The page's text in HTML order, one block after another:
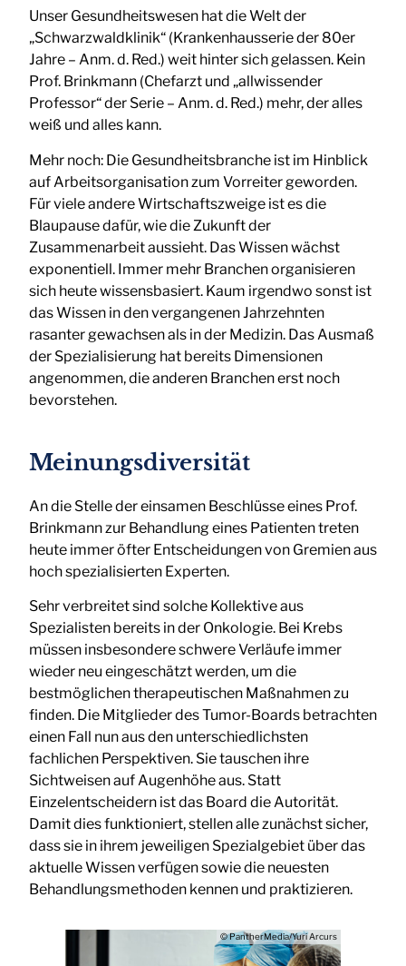
Unser Gesundheitswesen hat die Welt der
„Schwarzwaldklinik“ (Krankenhausserie der 80er
Jahre – Anm. d. Red.) weit hinter sich gelassen. Kein
Prof. Brinkmann (Chefarzt und „allwissender
Professor“ der Serie – Anm. d. Red.) mehr, der alles
weiß und alles kann.
Mehr noch: Die Gesundheitsbranche ist im Hinblick
auf Arbeitsorganisation zum Vorreiter geworden.
Für viele andere Wirtschaftszweige ist es die
Blaupause dafür, wie die Zukunft der
Zusammenarbeit aussieht. Das Wissen wächst
exponentiell. Immer mehr Branchen organisieren
sich heute wissensbasiert. Kaum irgendwo sonst ist
das Wissen in den vergangenen Jahrzehnten
rasanter gewachsen als in der Medizin. Das Ausmaß
der Spezialisierung hat bereits Dimensionen
angenommen, die anderen Branchen erst noch
bevorstehen.
Meinungsdiversität
An die Stelle der einsamen Beschlüsse eines Prof.
Brinkmann zur Behandlung eines Patienten treten
heute immer öfter Entscheidungen von Gremien aus
hoch spezialisierten Experten.
Sehr verbreitet sind solche Kollektive aus
Spezialisten bereits in der Onkologie. Bei Krebs
müssen insbesondere schwere Verläufe immer
wieder neu eingeschätzt werden, um die
bestmöglichen therapeutischen Maßnahmen zu
finden. Die Mitglieder des Tumor-Boards betrachten
einen Fall nun aus den unterschiedlichsten
fachlichen Perspektiven. Sie tauschen ihre
Sichtweisen auf Augenhöhe aus. Statt
Einzelentscheidern ist das Board die Autorität.
Damit dies funktioniert, stellen alle zunächst sicher,
dass sie in ihrem jeweiligen Spezialgebiet über das
aktuelle Wissen verfügen sowie die neuesten
Behandlungsmethoden kennen und praktizieren.
© PantherMedia/Yuri Arcurs